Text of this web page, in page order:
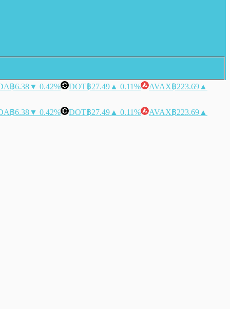
฿6.38▼ 0.42% DOT฿27.49 ▲ 0.11% AVAX฿223.69 ▲
฿6.38▼ 0.42% DOT฿27.49 ▲ 0.11% AVAX฿223.69 ▲